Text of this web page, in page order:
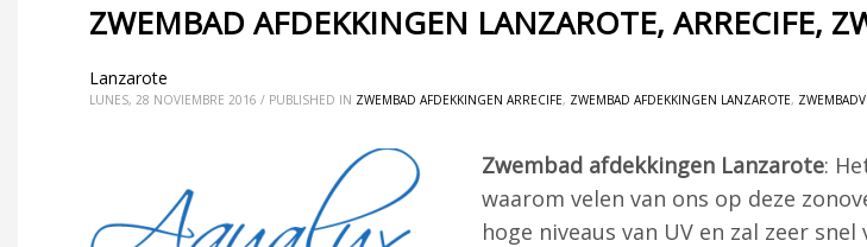
ZWEMBAD AFDEKKINGEN LANZAROTE, ARRECIFE,
Lanzarote
LUNES, 28 NOVIEMBRE 2016 / PUBLISHED IN ZWEMBAD AFDEKKINGEN ARRECIFE, ZWEMBAD AFDEKKINGEN LANZAROTE,
Zwembad afdekkingen Lanzarote:
waarom velen van ons op deze
hoge niveaus van UV en zal zeer